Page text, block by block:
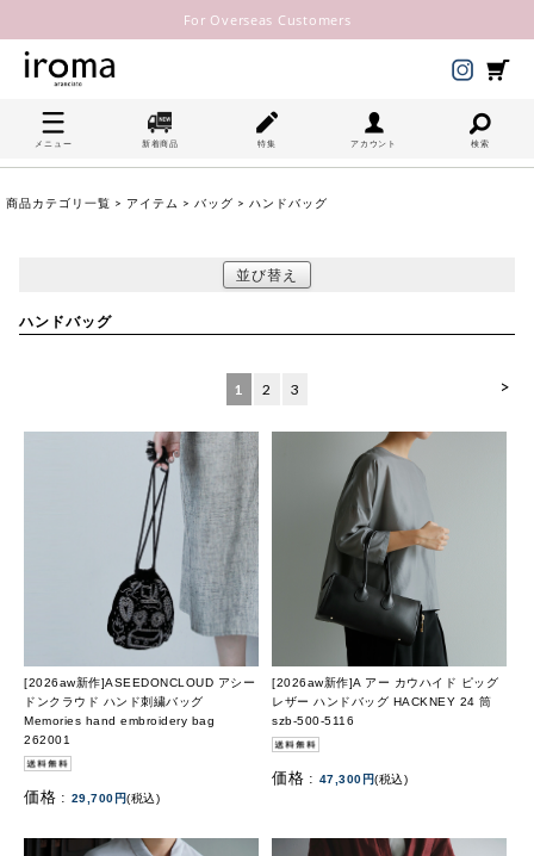
For Overseas Customers
メニュー 新着商品 特集 アカウント 検索
商品カテゴリ一覧 > アイテム > バッグ > ハンドバッグ
並び替え
ハンドバッグ
>
1 2 3
[2026aw新作]ASEEDONCLOUD アシー
ドンクラウド ハンド刺繍バッグ
Memories hand embroidery bag
262001
価格 : 29,700円(税込)
[2026aw新作]A アー カウハイド ピッグ
レザー ハンドバッグ HACKNEY 24 筒
szb-500-5116
価格 : 47,300円(税込)